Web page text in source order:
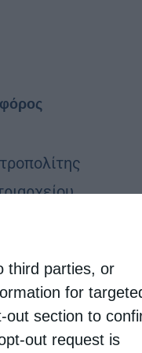
third parties, or
for
out section to
out request is
Τρίτης
και